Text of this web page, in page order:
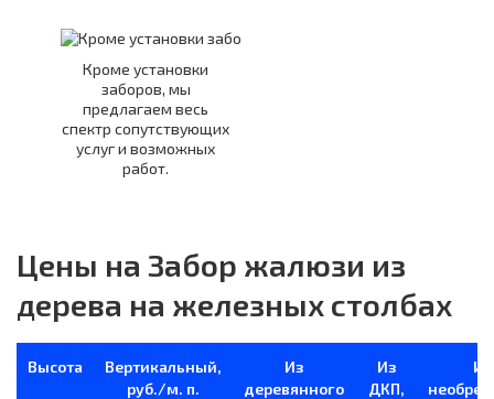
Кроме установки
заборов, мы
предлагаем весь
спектр сопутствующих
услуг и возможных
работ.
Цены на Забор жалюзи из
дерева на железных столбах
Высота
Вертикальный,
руб./м. п.
Из
деревянного
Из
ДКП,
Из